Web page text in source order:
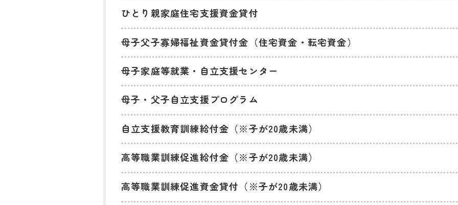
ひとり親家庭住宅支援資金貸付
母子父子寡婦福祉資金貸付金（住宅資金・転宅資金）
母子家庭等就業・自立支援センター
母子・父子自立支援プログラム
自立支援教育訓練給付金（※子が20歳未満）
高等職業訓練促進給付金（※子が20歳未満）
高等職業訓練促進資金貸付（※子が20歳未満）